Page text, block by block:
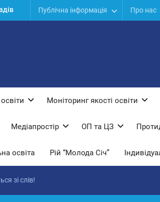
Публічна інформація Про нас
Моніторинг якості освіти
Медіапростір ОП та ЦЗ
освіта Рій “Молода Січ”
зі слів!